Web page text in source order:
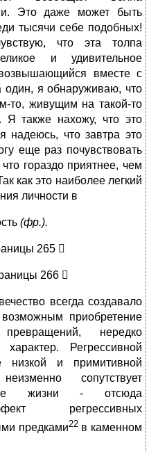
Это даже может быть
тысячи себе подобных!
что эта толпа
и удивительное
вместе с
один, я обнаруживаю, что
то, живущим на такой-то
Я также нахожу, что это
надеюсь, что завтра это
еще раз почувствовать
гораздо приятнее, чем
как это наиболее легкий
личности в
(фр.).
265 
266 
всегда создавало
приобретение
нередко
характер. Регрессивной
низкой и примитивной
сопутствует
жизни - отсюда
регрессивных
предками22в каменном